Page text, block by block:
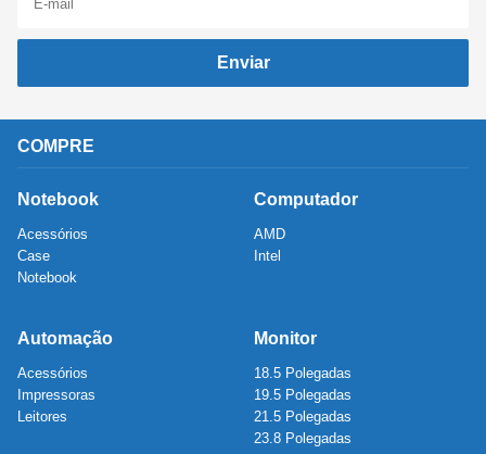
Enviar
COMPRE
Notebook
Acessórios
Case
Notebook
Computador
AMD
Intel
Automação
Acessórios
Impressoras
Leitores
Monitor
18.5 Polegadas
19.5 Polegadas
21.5 Polegadas
23.8 Polegadas